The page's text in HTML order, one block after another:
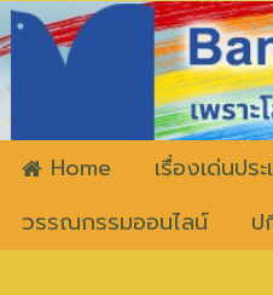
Home เรื่องเด่นปร
วรรณกรรมออนไลน์
ป